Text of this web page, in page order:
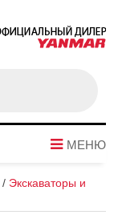
МЕНЮ
/ Экскаваторы и